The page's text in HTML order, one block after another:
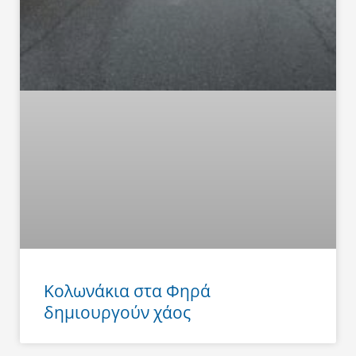
Κολωνάκια στα Φηρά
δημιουργούν χάος